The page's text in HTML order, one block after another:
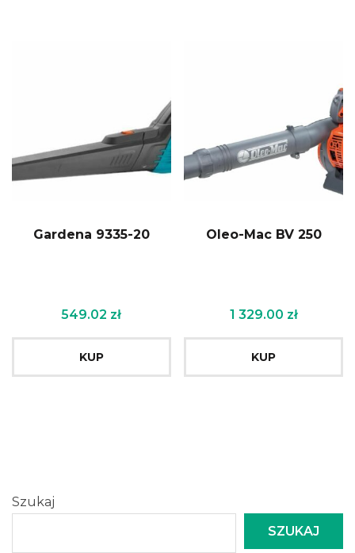
Gardena 9335-20
549.02 zł
KUP
Oleo-Mac BV 250
1 329.00 zł
KUP
Szukaj
SZUKAJ